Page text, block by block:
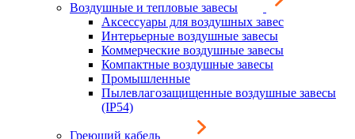
Воздушные и тепловые завесы
Аксессуары для воздушных завес
Интерьерные воздушные завесы
Коммерческие воздушные завесы
Компактные воздушные завесы
Промышленные
Пылевлагозащищенные воздушные завесы
(IP54)
Греющий кабель